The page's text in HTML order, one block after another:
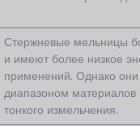
Стержневые мельницы
и имеют более низкое
применений. Однако
диапазоном
тонкого измельчения.